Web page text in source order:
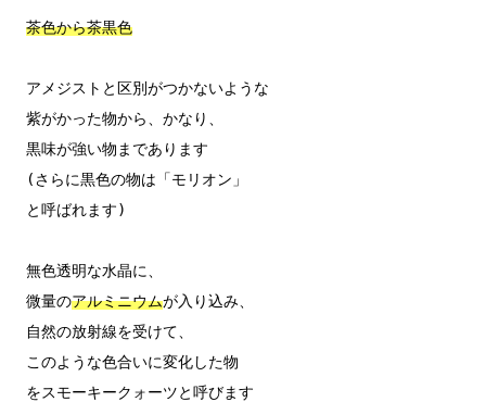
茶色から茶黒色
アメジストと区別がつかないような
紫がかった物から、かなり、
黒味が強い物まであります
(さらに黒色の物は「モリオン」
と呼ばれます)
無色透明な水晶に、
微量のアルミニウムが入り込み、
自然の放射線を受けて、
このような色合いに変化した物
をスモーキークォーツと呼びます